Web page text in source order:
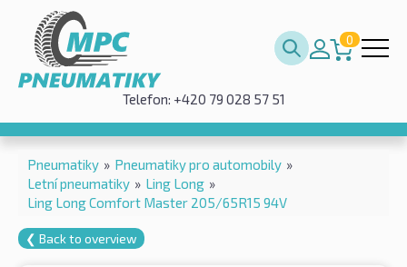
0
Telefon: +420 79 028 57 51
Pneumatiky » Pneumatiky pro automobily »
Letní pneumatiky » Ling Long »
Ling Long Comfort Master 205/65R15 94V
❮ Back to overview